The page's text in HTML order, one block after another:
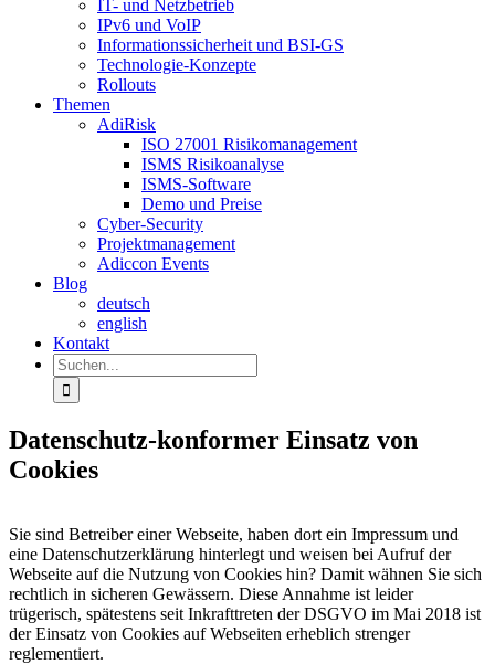
IT- und Netzbetrieb
IPv6 und VoIP
Informationssicherheit und BSI-GS
Technologie-Konzepte
Rollouts
Themen
AdiRisk
ISO 27001 Risikomanagement
ISMS Risikoanalyse
ISMS-Software
Demo und Preise
Cyber-Security
Projektmanagement
Adiccon Events
Blog
deutsch
english
Kontakt
Suche
nach:
Datenschutz-konformer Einsatz von
Cookies
Sie sind Betreiber einer Webseite, haben dort ein Impressum und
eine Datenschutzerklärung hinterlegt und weisen bei Aufruf der
Webseite auf die Nutzung von Cookies hin? Damit wähnen Sie sich
rechtlich in sicheren Gewässern. Diese Annahme ist leider
trügerisch, spätestens seit Inkrafttreten der DSGVO im Mai 2018 ist
der Einsatz von Cookies auf Webseiten erheblich strenger
reglementiert.